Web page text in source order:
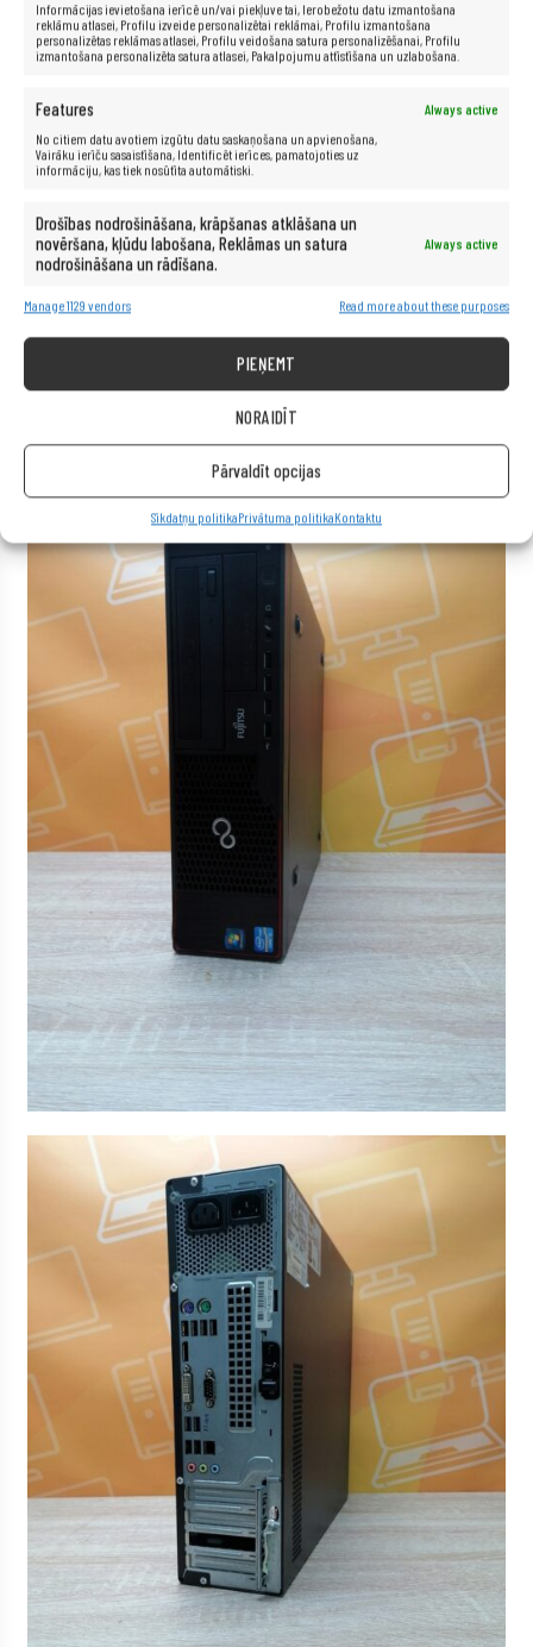
Informācijas ievietošana ierīcē un/vai piekļuve tai, Ierobežotu datu izmantošana
reklāmu atlasei, Profilu izveide personalizētai reklāmai, Profilu izmantošana
personalizētas reklāmas atlasei, Profilu veidošana satura personalizēšanai, Profilu
izmantošana personalizēta satura atlasei, Pakalpojumu attīstīšana un uzlabošana.
Features
Always active
No citiem datu avotiem izgūtu datu saskaņošana un apvienošana,
Vairāku ierīču sasaistīšana, Identificēt ierīces, pamatojoties uz
informāciju, kas tiek nosūtīta automātiski.
Drošības nodrošināšana, krāpšanas atklāšana un
novēršana, kļūdu labošana, Reklāmas un satura
nodrošināšana un rādīšana.
Always active
Manage 1129 vendors Read more about these purposes
PIEŅEMT
NORAIDĪT
Pārvaldīt opcijas
Sīkdatņu politikaPrivātuma politikaKontaktu
DisplayPort, 1 x LAN (RJ-45), 1x DVI
Garantija:24 mēneši